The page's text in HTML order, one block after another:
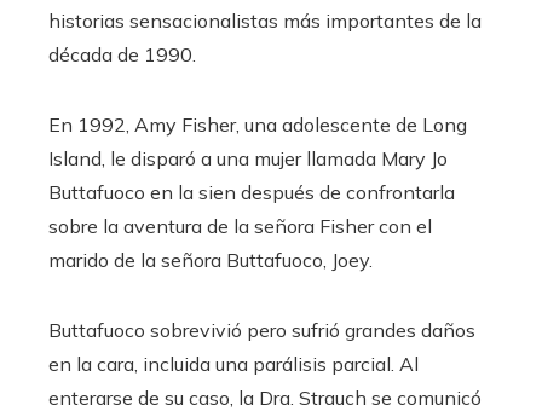
historias sensacionalistas más importantes de la
década de 1990.
En 1992, Amy Fisher, una adolescente de Long
Island, le disparó a una mujer llamada Mary Jo
Buttafuoco en la sien después de confrontarla
sobre la aventura de la señora Fisher con el
marido de la señora Buttafuoco, Joey.
Buttafuoco sobrevivió pero sufrió grandes daños
en la cara, incluida una parálisis parcial. Al
enterarse de su caso, la Dra. Strauch se comunicó